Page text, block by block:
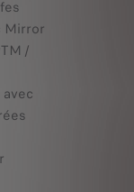
Mirror
/